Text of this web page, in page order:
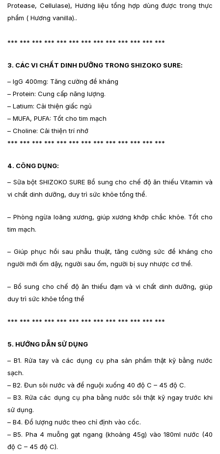
Protease, Cellulase), Hương liệu tổng hợp dùng được trong thực
phẩm ( Hương vanilla)..
*** *** *** *** *** *** *** *** *** *** *** *** ***
3. CÁC VI CHẤT DINH DƯỠNG TRONG SHIZOKO SURE:
– IgG 400mg: Tăng cường đề kháng
– Protein: Cung cấp năng lượng.
– Latium: Cải thiện giấc ngủ
– MUFA, PUFA: Tốt cho tim mạch
– Choline: Cải thiện trí nhớ
*** *** *** *** *** *** *** *** *** *** *** *** ***
4. CÔNG DỤNG:
– Sữa bột SHIZOKO SURE Bổ sung cho chế độ ăn thiếu Vitamin và
vi chất dinh dưỡng, duy trì sức khỏe tổng thể.
– Phòng ngừa loãng xương, giúp xương khớp chắc khỏe. Tốt cho
tim mạch.
– Giúp phục hồi sau phẫu thuật, tăng cường sức đề kháng cho
người mới ốm dậy, người sau ốm, người bị suy nhược cơ thể.
– Bổ sung cho chế độ ăn thiếu đạm và vi chất dinh dưỡng, giúp
duy trì sức khỏe tổng thể
*** *** *** *** *** *** *** *** *** *** *** *** ***
5. HƯỚNG DẪN SỬ DỤNG
– B1. Rửa tay và các dụng cụ pha sản phẩm thật kỹ bằng nước
sạch.
– B2. Đun sôi nước và để nguội xuống 40 độ C – 45 độ C.
– B3. Rửa các dụng cụ pha bằng nước sôi thật kỹ ngay trước khi
sử dụng.
– B4. Đổ lượng nước theo chỉ định vào cốc.
– B5. Pha 4 muỗng gạt ngang (khoảng 45g) vào 180ml nước (40
độ C – 45 độ C).